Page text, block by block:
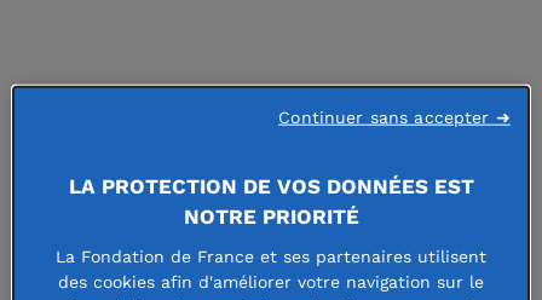
LA PROTECTION DE VOS DONNÉES EST
NOTRE PRIORITÉ
La Fondation de France et ses partenaires utilisent
des cookies afin d'améliorer votre navigation sur le
Continuer sans accepter ➜